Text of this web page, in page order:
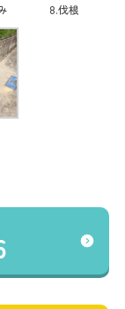
8.伐根